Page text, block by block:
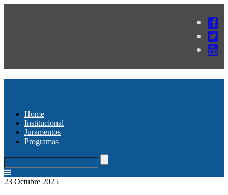
Home
Institucional
Juramentos
Programas
23 Octubre 2025